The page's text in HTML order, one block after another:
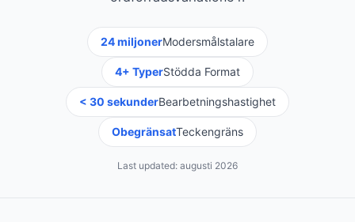
24 miljonerModersmålstalare
4+ TyperStödda Format
< 30 sekunderBearbetningshastighet
ObegränsatTeckengräns
Last updated: augusti 2026